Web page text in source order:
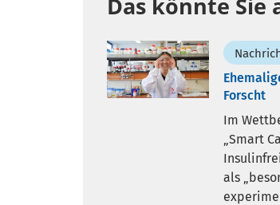
Das könnte Sie
Forscht
Im
Smart
als